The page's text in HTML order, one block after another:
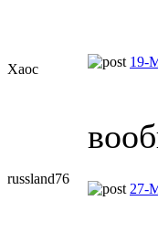
Хаос 19-
russland76
27-